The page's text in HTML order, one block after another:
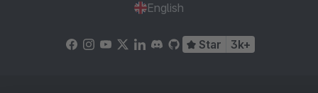
English
Star 3k+